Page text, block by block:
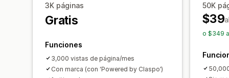
3K páginas
Gratis
Funciones
3,000 vistas de página/mes
Con marca (con ‘Powered by Claspo’)
50K
$39
o $349